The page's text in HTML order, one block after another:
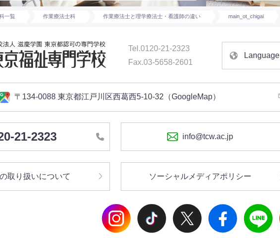
一覧 作業療法士科 作業療法⼠と理学療法⼠・看護師の違い main_ot_chigai
Tel.0120-21-2323
Fax.03-5658-2601
Language
〒134-0088 東京都江戸川区西葛西5-10-32 （GoogleMap）
21-2323 info@tcw.ac.jp
取り扱いについて ソーシャルメディアポリシー